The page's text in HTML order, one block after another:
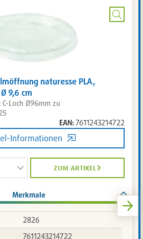
Bild
naturesse PLA,
9,6 cm
Loch Ø96mm zu
EAN:7611243214722
Informationen
zum artikel
Merkmale
2826
7611243214722